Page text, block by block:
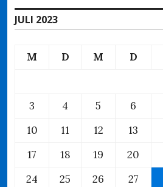
JULI 2023
M D M D
3
4 5 6
10
11 12 13
17
18 19 20
24
25 26 27